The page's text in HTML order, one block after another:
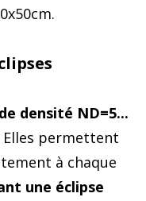
densité ND=5...
Elles permettent
à chaque
une éclipse